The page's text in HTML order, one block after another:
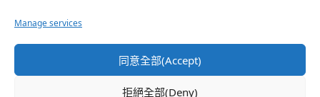
Manage services
同意全部(Accept)
拒絕全部(Deny)
第…
於『白領羽球部』